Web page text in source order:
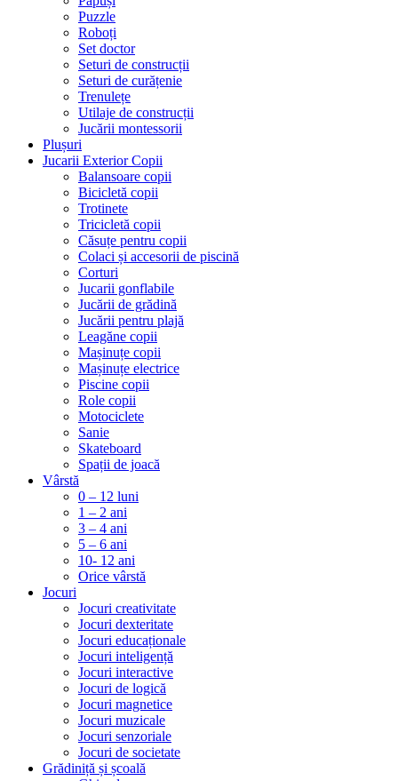
Puzzle
Roboți
Set doctor
Seturi de construcții
Seturi de curățenie
Trenulețe
Utilaje de construcții
Jucării montessorii
Plușuri
Jucarii Exterior Copii
Balansoare copii
Bicicletă copii
Trotinete
Tricicletă copii
Căsuțe pentru copii
Colaci și accesorii de piscină
Corturi
Jucarii gonflabile
Jucării de grădină
Jucării pentru plajă
Leagăne copii
Mașinuțe copii
Mașinuțe electrice
Piscine copii
Role copii
Motociclete
Sanie
Skateboard
Spații de joacă
Vârstă
0 – 12 luni
1 – 2 ani
3 – 4 ani
5 – 6 ani
10- 12 ani
Orice vârstă
Jocuri
Jocuri creativitate
Jocuri dexteritate
Jocuri educaționale
Jocuri inteligență
Jocuri interactive
Jocuri de logică
Jocuri magnetice
Jocuri muzicale
Jocuri senzoriale
Jocuri de societate
Grădiniță și școală